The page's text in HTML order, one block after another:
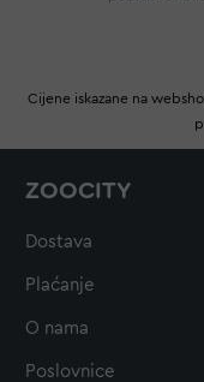
Cijene iskazane na
ZOOCITY
Dostava
Plaćanje
O nama
Poslovnice